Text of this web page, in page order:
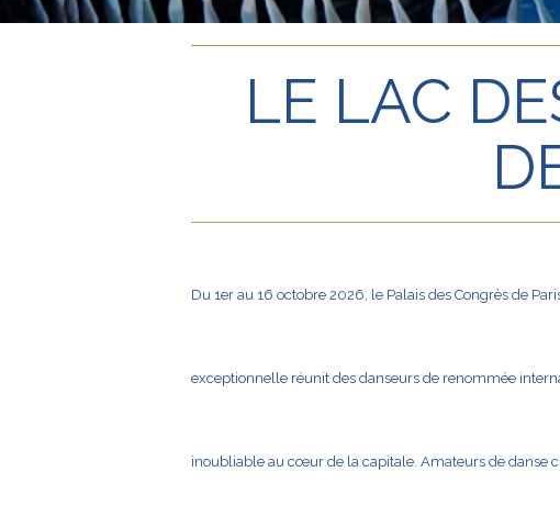
LE LAC
Du 1er au 16 octobre 2026, le Palais des Congrès de
exceptionnelle réunit des danseurs de renommée
inoubliable au cœur de la capitale. Amateurs de danse